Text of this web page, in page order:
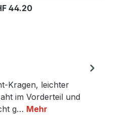
44.20
Kragen, leichter
im Vorderteil und
g… Mehr